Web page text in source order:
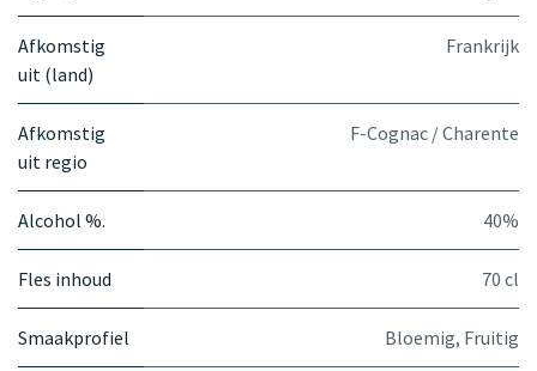
Afkomstig
uit (land)
Frankrijk
Afkomstig
uit regio
F-Cognac / Charente
Alcohol %. 40%
Fles inhoud 70 cl
Smaakprofiel Bloemig, Fruitig